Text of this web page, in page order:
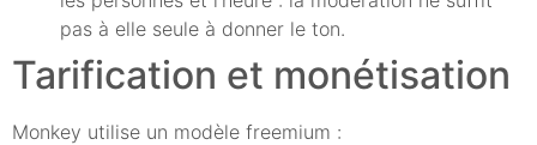
pas à elle seule à donner le ton.
Tarification et monétisation
Monkey utilise un modèle freemium :